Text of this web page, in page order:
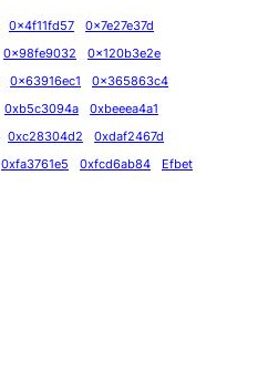
0x4f11fd57
0x7e27e37d
0x98fe9032
0x120b3e2e
0x63916ec1
0x365863c4
0xb5c3094a
0xbeeea4a1
0xc28304d2
0xdaf2467d
0xfa3761e5 0xfcd6ab84
Efbet